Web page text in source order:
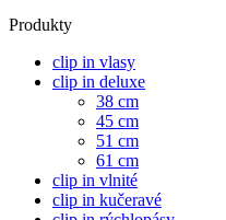
Produkty
clip in vlasy
clip in deluxe
38 cm
45 cm
51 cm
61 cm
clip in vlnité
clip in kučeravé